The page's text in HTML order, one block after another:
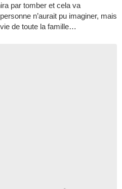
par tomber et cela va
n’aurait pu imaginer, mais
de toute la famille…